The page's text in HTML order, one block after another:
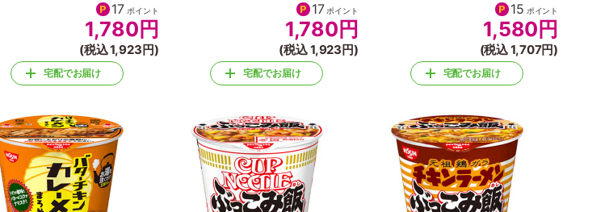
17 ポイント
1,780 円
(税込 1,923円)
宅配でお届け
17 ポイント
1,780 円
(税込 1,923円)
宅配でお届け
15 ポイント
1,580 円
(税込 1,707円)
宅配でお届け